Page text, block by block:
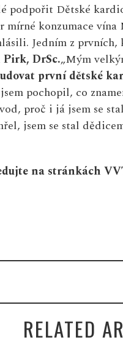
podpořit Dětské
konzumace
Jedním z
DrSc.„Mým
první dětské
pochopil, co
proč i já jsem se
jsem se stal
na stránkách
RELATED